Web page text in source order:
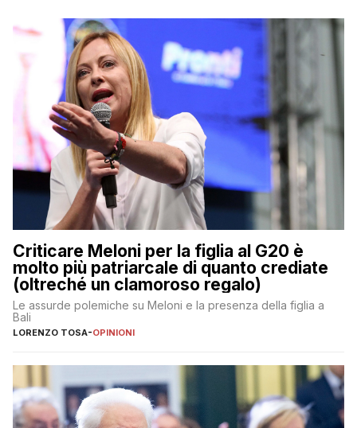
Criticare Meloni per la figlia al G20 è
molto più patriarcale di quanto crediate
(oltreché un clamoroso regalo)
Le assurde polemiche su Meloni e la presenza della figlia a
Bali
LORENZO TOSA-OPINIONI